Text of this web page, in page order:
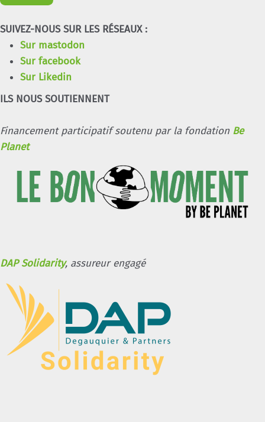
SUIVEZ-NOUS SUR LES RÉSEAUX :
Sur mastodon
Sur facebook
Sur Likedin
ILS NOUS SOUTIENNENT
Financement participatif soutenu par la fondation Be
Planet
DAP Solidarity, assureur engagé